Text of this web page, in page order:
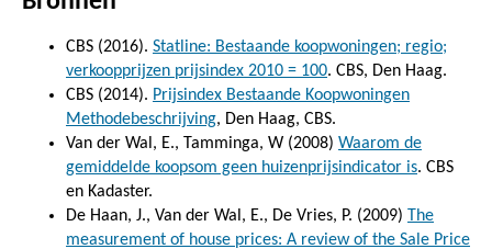
CBS (2016). Statline: Bestaande koopwoningen; regio;
verkoopprijzen prijsindex 2010 = 100. CBS, Den Haag.
CBS (2014). Prijsindex Bestaande Koopwoningen
Methodebeschrijving, Den Haag, CBS.
Van der Wal, E., Tamminga, W (2008) Waarom de
gemiddelde koopsom geen huizenprijsindicator is. CBS
en Kadaster.
De Haan, J., Van der Wal, E., De Vries, P. (2009) The
measurement of house prices: A review of the Sale Price